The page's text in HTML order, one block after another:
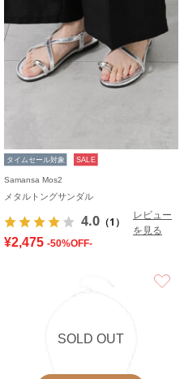
タイムセール対象 SALE
Samansa Mos2
メタルトングサンダル
4.0 （1）
レビュー
を見る
¥2,475 -50%OFF-
SOLD OUT